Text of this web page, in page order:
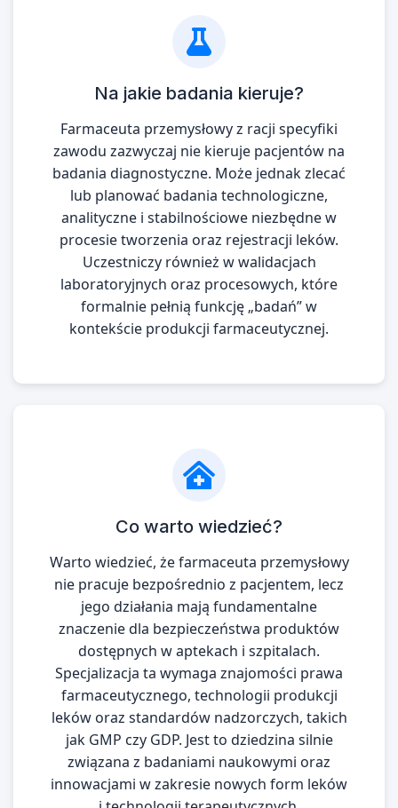
Na jakie badania kieruje?
Farmaceuta przemysłowy z racji specyfiki
zawodu zazwyczaj nie kieruje pacjentów na
badania diagnostyczne. Może jednak zlecać
lub planować badania technologiczne,
analityczne i stabilnościowe niezbędne w
procesie tworzenia oraz rejestracji leków.
Uczestniczy również w walidacjach
laboratoryjnych oraz procesowych, które
formalnie pełnią funkcję „badań” w
kontekście produkcji farmaceutycznej.
Co warto wiedzieć?
Warto wiedzieć, że farmaceuta przemysłowy
nie pracuje bezpośrednio z pacjentem, lecz
jego działania mają fundamentalne
znaczenie dla bezpieczeństwa produktów
dostępnych w aptekach i szpitalach.
Specjalizacja ta wymaga znajomości prawa
farmaceutycznego, technologii produkcji
leków oraz standardów nadzorczych, takich
jak GMP czy GDP. Jest to dziedzina silnie
związana z badaniami naukowymi oraz
innowacjami w zakresie nowych form leków